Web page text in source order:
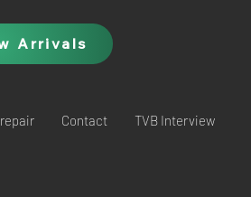
Arrivals
Contact TVB Interview